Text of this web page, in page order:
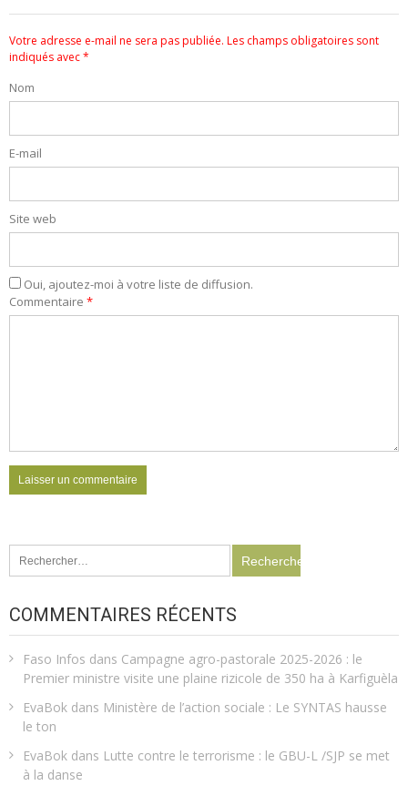
Votre adresse e-mail ne sera pas publiée. Les champs obligatoires sont
indiqués avec*
Nom
E-mail
Site web
Oui, ajoutez-moi à votre liste de diffusion.
Commentaire *
COMMENTAIRES RÉCENTS
Faso Infos dans Campagne agro-pastorale 2025-2026 : le
Premier ministre visite une plaine rizicole de 350 ha à Karfiguèla
EvaBok dans Ministère de l’action sociale : Le SYNTAS hausse
le ton
EvaBok dans Lutte contre le terrorisme : le GBU-L /SJP se met
à la danse